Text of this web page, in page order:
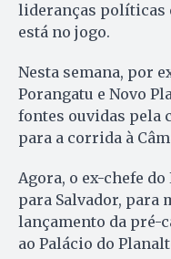
lideranças políticas
está no jogo.
Nesta semana, por
Porangatu e Novo
fontes ouvidas pela
para a corrida à
Agora, o ex-chefe
para Salvador, para
lançamento da pré-
ao Palácio do